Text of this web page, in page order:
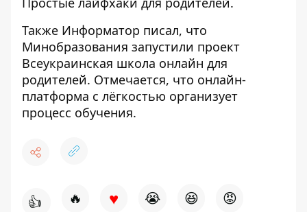
Также Информатор писал, что
Минобразования запустили проект
Всеукраинская школа онлайн для
родителей. Отмечается, что онлайн-
платформа с лёгкостью организует
процесс обучения.
👍 🔥 ♥ 😭 😆 😡